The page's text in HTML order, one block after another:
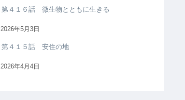
第４１６話 微生物とともに生きる
2026年5月3日
第４１５話 安住の地
2026年4月4日